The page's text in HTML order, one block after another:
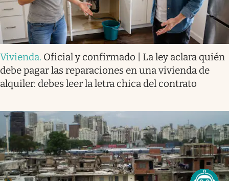
Vivienda. Oficial y confirmado | La ley aclara quién
debe pagar las reparaciones en una vivienda de
alquiler: debes leer la letra chica del contrato